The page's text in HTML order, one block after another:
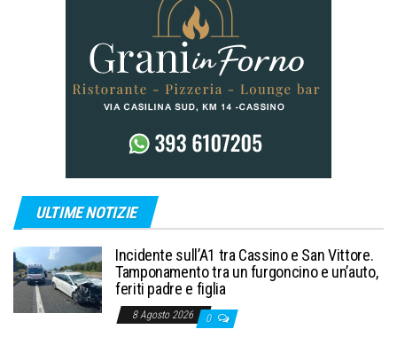
ULTIME NOTIZIE
Incidente sull’A1 tra Cassino e San Vittore.
Tamponamento tra un furgoncino e un’auto,
feriti padre e figlia
8 Agosto 2026 0